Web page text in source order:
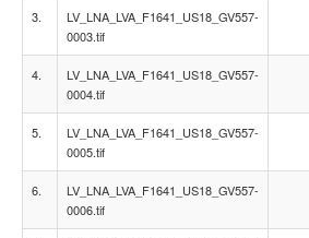
3.
LV_LNA_LVA_F1641_US18_GV557-
0003.tif
4.
LV_LNA_LVA_F1641_US18_GV557-
0004.tif
5.
LV_LNA_LVA_F1641_US18_GV557-
0005.tif
6.
LV_LNA_LVA_F1641_US18_GV557-
0006.tif